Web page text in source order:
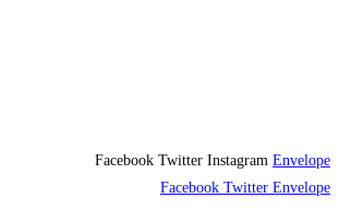
Facebook Twitter Instagram Envelope
Facebook Twitter Envelope